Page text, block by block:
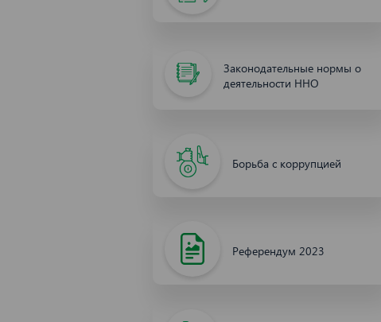
Законодательные нормы о
деятельности ННО
Борьба с коррупцией
Референдум 2023